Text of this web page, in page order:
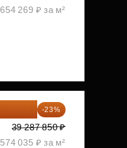
654 269 ₽ за м²
-23%
39 287 850 ₽
574 035 ₽ за м²